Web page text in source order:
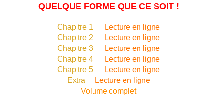
QUELQUE FORME QUE CE SOIT !
Chapitre 1
Lecture en ligne
Chapitre 2
Lecture en ligne
Chapitre 3
Lecture en ligne
Chapitre 4
Lecture en ligne
Chapitre 5
Lecture en ligne
Extra
Lecture en ligne
Volume complet